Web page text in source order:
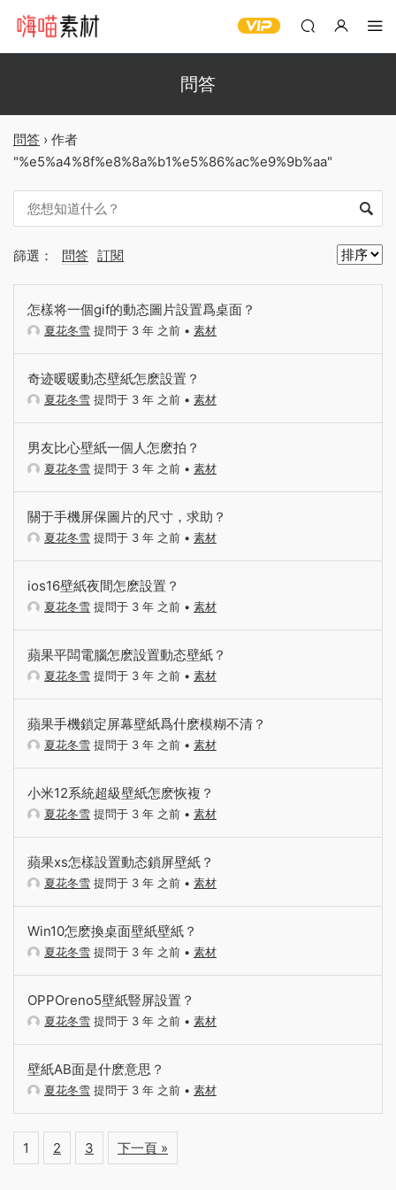
問答
問答 › 作者
"%e5%a4%8f%e8%8a%b1%e5%86%ac%e9%9b%aa"
篩選： 問答 訂閱
怎樣将一個gif的動态圖片設置爲桌面？
夏花冬雪 提問于 3 年 之前 • 素材
奇迹暖暖動态壁紙怎麽設置？
夏花冬雪 提問于 3 年 之前 • 素材
男友比心壁紙一個人怎麽拍？
夏花冬雪 提問于 3 年 之前 • 素材
關于手機屏保圖片的尺寸，求助？
夏花冬雪 提問于 3 年 之前 • 素材
ios16壁紙夜間怎麽設置？
夏花冬雪 提問于 3 年 之前 • 素材
蘋果平闆電腦怎麽設置動态壁紙？
夏花冬雪 提問于 3 年 之前 • 素材
蘋果手機鎖定屏幕壁紙爲什麽模糊不清？
夏花冬雪 提問于 3 年 之前 • 素材
小米12系統超級壁紙怎麽恢複？
夏花冬雪 提問于 3 年 之前 • 素材
蘋果xs怎樣設置動态鎖屏壁紙？
夏花冬雪 提問于 3 年 之前 • 素材
Win10怎麽換桌面壁紙壁紙？
夏花冬雪 提問于 3 年 之前 • 素材
OPPOreno5壁紙豎屏設置？
夏花冬雪 提問于 3 年 之前 • 素材
壁紙AB面是什麽意思？
夏花冬雪 提問于 3 年 之前 • 素材
1 2 3 下一頁 »